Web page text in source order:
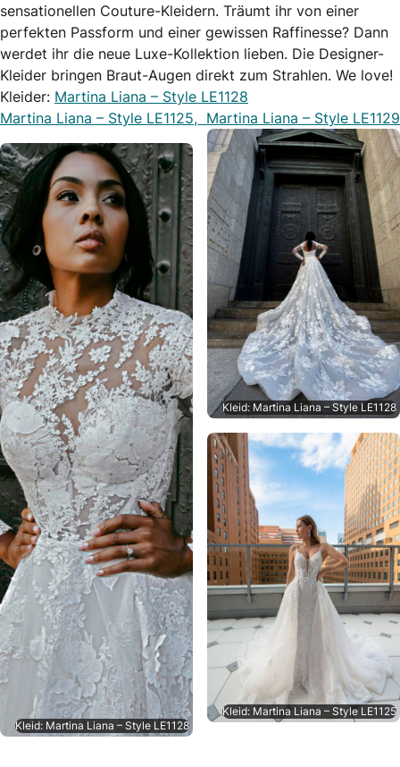
sensationellen Couture-Kleidern. Träumt ihr von einer
perfekten Passform und einer gewissen Raffinesse? Dann
werdet ihr die neue Luxe-Kollektion lieben. Die Designer-
Kleider bringen Braut-Augen direkt zum Strahlen. We love!
Kleider: Martina Liana – Style LE1128
Martina Liana – Style LE1125, Martina Liana – Style LE1129
Kleid: Martina Liana – Style LE1128
Kleid: Martina Liana – Style LE1128
Kleid: Martina Liana – Style LE1125